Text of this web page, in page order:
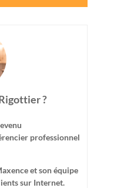
?
professionnel
et son équipe
sur Internet.